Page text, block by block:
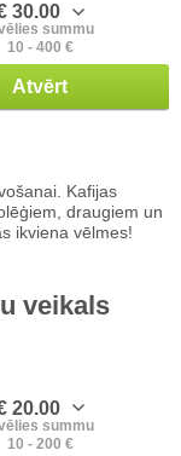
30.00
summu
10 - 400 €
Atvērt
Kafijas
draugiem un
ikviena vēlmes!
veikals
20.00
summu
10 - 200 €